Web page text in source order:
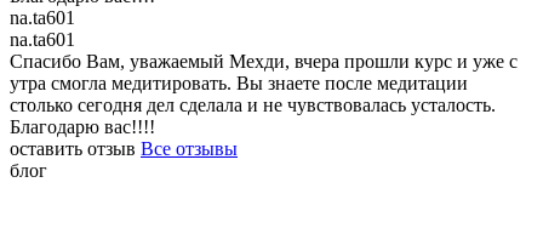
na.ta601
na.ta601
Спасибо Вам, уважаемый Мехди, вчера прошли курс и уже с
утра смогла медитировать. Вы знаете после медитации
столько сегодня дел сделала и не чувствовалась усталость.
Благодарю вас!!!!
оставить отзыв Все отзывы
блог